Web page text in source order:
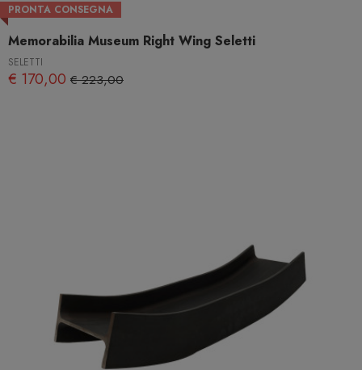
PRONTA CONSEGNA
Memorabilia Museum Right Wing Seletti
SELETTI
€ 170,00 € 223,00